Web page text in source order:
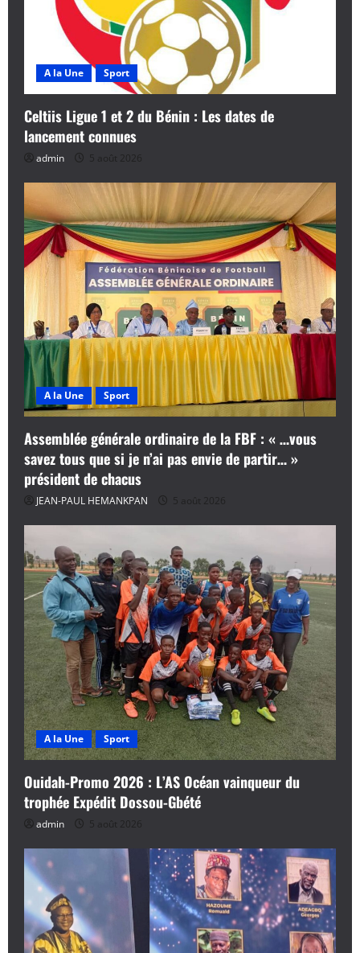
A la Une Sport
Celtiis Ligue 1 et 2 du Bénin : Les dates de
lancement connues
admin 5 août 2026
A la Une Sport
Assemblée générale ordinaire de la FBF : « …vous
savez tous que si je n’ai pas envie de partir… »
président de chacus
JEAN-PAUL HEMANKPAN 5 août 2026
A la Une Sport
Ouidah-Promo 2026 : L’AS Océan vainqueur du
trophée Expédit Dossou-Gbété
admin 5 août 2026